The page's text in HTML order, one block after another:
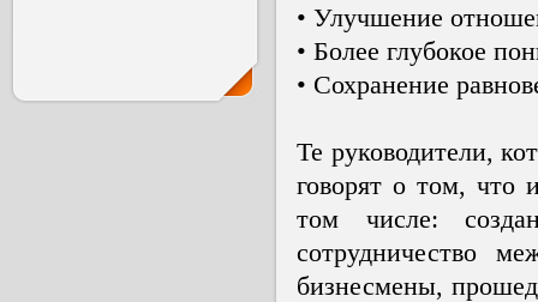
• Улучшение
• Более глубокое
• Сохранение
Те руководители,
говорят о том, что
том числе:
сотрудничество
бизнесмены,